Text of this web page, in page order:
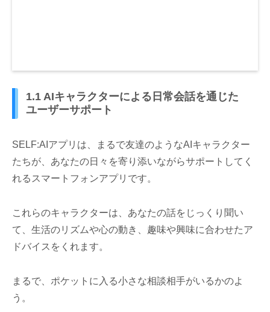
1.1 AIキャラクターによる日常会話を通じた
ユーザーサポート
SELF:AIアプリは、まるで友達のようなAIキャラクター
たちが、あなたの日々を寄り添いながらサポートしてく
れるスマートフォンアプリです。
これらのキャラクターは、あなたの話をじっくり聞い
て、生活のリズムや心の動き、趣味や興味に合わせたア
ドバイスをくれます。
まるで、ポケットに入る小さな相談相手がいるかのよ
う。